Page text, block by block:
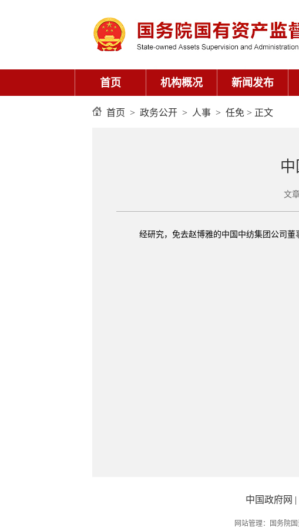
首页 机构概况 新闻发布
首页 > 政务公开 > 人事 > 任免 > 正文
文
经研究，免去赵博雅的中国中纺集团公司董